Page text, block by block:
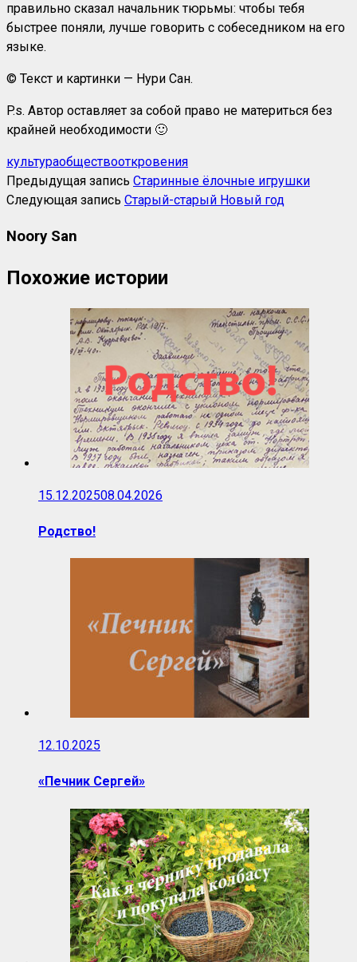
правильно сказал начальник тюрьмы: чтобы тебя
быстрее поняли, лучше говорить с собеседником на его
языке.
© Текст и картинки — Нури Сан.
P.s. Автор оставляет за собой право не материться без
крайней необходимости 🙂
культураобществооткровения
Предыдущая запись Старинные ёлочные игрушки
Следующая запись Старый-старый Новый год
Noory San
Похожие истории
15.12.202508.04.2026
Родство!
12.10.2025
«Печник Сергей»